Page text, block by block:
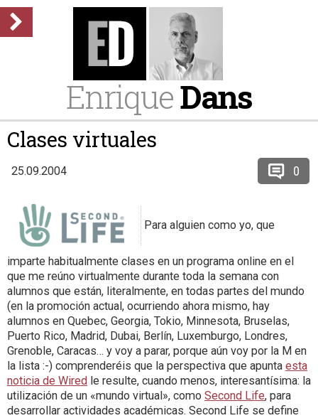
EnriqueDans
Clases virtuales
25.09.2004 0
Para alguien como yo, que
imparte habitualmente clases en un programa online en el
que me reúno virtualmente durante toda la semana con
alumnos que están, literalmente, en todas partes del mundo
(en la promoción actual, ocurriendo ahora mismo, hay
alumnos en Quebec, Georgia, Tokio, Minnesota, Bruselas,
Puerto Rico, Madrid, Dubai, Berlín, Luxemburgo, Londres,
Grenoble, Caracas… y voy a parar, porque aún voy por la M en
la lista :-) comprenderéis que la perspectiva que apunta esta
noticia de Wired le resulte, cuando menos, interesantísima: la
utilización de un «mundo virtual», como Second Life, para
desarrollar actividades académicas. Second Life se define